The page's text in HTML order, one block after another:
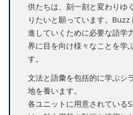
供たちは、刻一刻と変わりゆ
りたいと願っています。
進していくために必要な語学
界に目を向け様々なことを学
す。
文法と語彙を包括的に学ぶシ
地を養います。
各ユニットに用意されている